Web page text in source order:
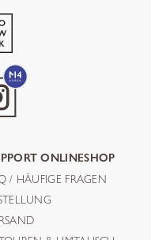
ONLINESHOP
/ HÄUFIGE FRAGEN